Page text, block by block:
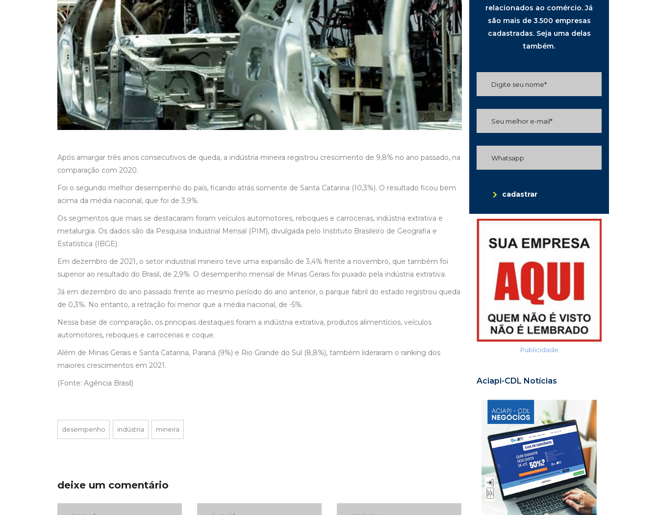
Após amargar três anos consecutivos de queda, a indústria mineira registrou crescimento de 9,8% no ano passado, na
comparação com 2020.
Foi o segundo melhor desempenho do país, ficando atrás somente de Santa Catarina (10,3%). O resultado ficou bem
acima da média nacional, que foi de 3,9%.
Os segmentos que mais se destacaram foram veículos automotores, reboques e carrocerias, indústria extrativa e
metalurgia. Os dados são da Pesquisa Industrial Mensal (PIM), divulgada pelo Instituto Brasileiro de Geografia e
Estatística (IBGE).
Em dezembro de 2021, o setor industrial mineiro teve uma expansão de 3,4% frente a novembro, que também foi
superior ao resultado do Brasil, de 2,9%. O desempenho mensal de Minas Gerais foi puxado pela indústria extrativa.
Já em dezembro do ano passado frente ao mesmo período do ano anterior, o parque fabril do estado registrou queda
de 0,3%. No entanto, a retração foi menor que a média nacional, de -5%.
Nessa base de comparação, os principais destaques foram a indústria extrativa, produtos alimentícios, veículos
automotores, reboques e carrocerias e coque.
Além de Minas Gerais e Santa Catarina, Paraná (9%) e Rio Grande do Sul (8,8%), também lideraram o ranking dos
maiores crescimentos em 2021.
(Fonte: Agência Brasil)
desempenho indústria mineira
deixe um comentário
relacionados ao comércio. Já
são mais de 3.500 empresas
cadastradas. Seja uma delas
também.
cadastrar
Publicidade
Aciapi-CDL Notícias